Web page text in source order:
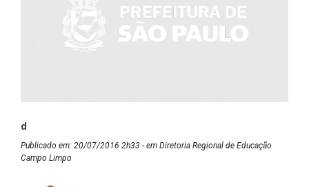
d
Publicado em: 20/07/2016 2h33 - em Diretoria Regional de Educação
Campo Limpo